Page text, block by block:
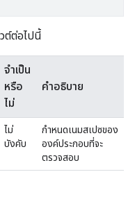
ต์ต่อไปนี้
จำเป็น
หรือ
ไม่
คำอธิบาย
ไม่
บังคับ
กำหนดเนมสเปซของ
องค์ประกอบที่จะ
ตรวจสอบ